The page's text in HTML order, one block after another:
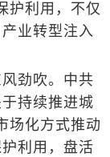
护利用，不仅
业转型注入
劲吹。中共
持续推进城
场化方式推动
利用，盘活